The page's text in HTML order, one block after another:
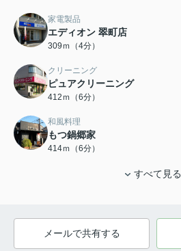
家電製品
エディオン 翠町店
309ｍ（4分）
クリーニング
ピュアクリーニング
412ｍ（6分）
和風料理
もつ鍋郷家
414ｍ（6分）
すべて見る
メールで共有する